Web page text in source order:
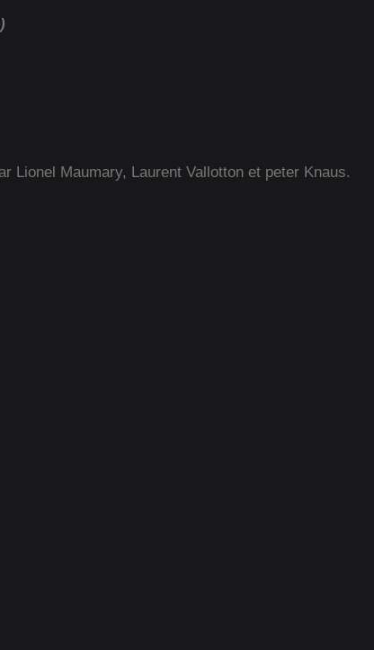
Lionel Maumary, Laurent Vallotton et peter Knaus.